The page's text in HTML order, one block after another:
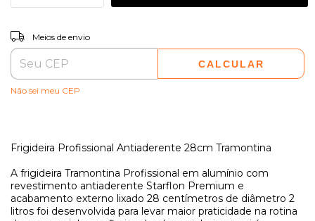
Entregas para o CEP:
Meios de envio
CALCULAR
Não sei meu CEP
Frigideira Profissional Antiaderente 28cm Tramontina
A frigideira Tramontina Profissional em alumínio com
revestimento antiaderente Starflon Premium e
acabamento externo lixado 28 centímetros de diâmetro 2
litros foi desenvolvida para levar maior praticidade na rotina